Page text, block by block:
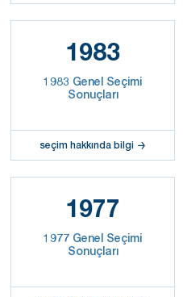
1983
1983 Genel Seçimi
Sonuçları
seçim hakkında bilgi
1977
1977 Genel Seçimi
Sonuçları